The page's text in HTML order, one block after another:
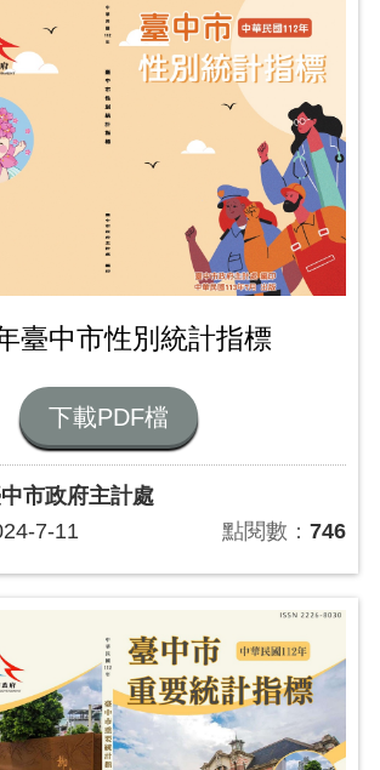
臺中市性別統計指標
下載PDF檔
市政府主計處
7-11 點閱數：746